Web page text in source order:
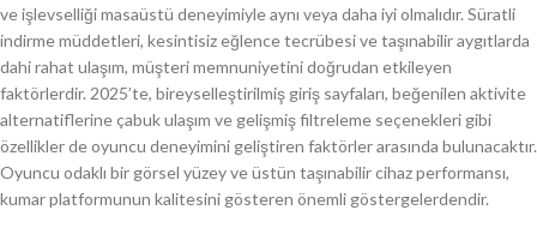
ve işlevselliği masaüstü deneyimiyle aynı veya daha iyi olmalıdır. Süratli
indirme müddetleri, kesintisiz eğlence tecrübesi ve taşınabilir aygıtlarda
dahi rahat ulaşım, müşteri memnuniyetini doğrudan etkileyen
faktörlerdir. 2025’te, bireyselleştirilmiş giriş sayfaları, beğenilen aktivite
alternatiflerine çabuk ulaşım ve gelişmiş filtreleme seçenekleri gibi
özellikler de oyuncu deneyimini geliştiren faktörler arasında bulunacaktır.
Oyuncu odaklı bir görsel yüzey ve üstün taşınabilir cihaz performansı,
kumar platformunun kalitesini gösteren önemli göstergelerdendir.